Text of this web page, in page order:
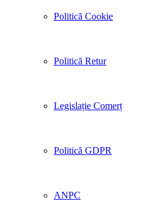
Politică Cookie
Politică Retur
Legislație Comerț
Politică GDPR
ANPC